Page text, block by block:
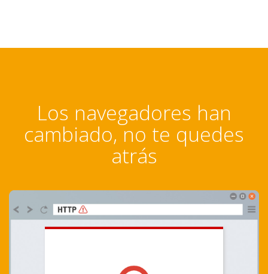
Los navegadores han
cambiado, no te quedes
atrás